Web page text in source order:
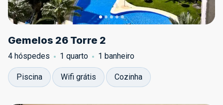
Gemelos 26 Torre 2
4 hóspedes 1 quarto 1 banheiro
Piscina Wifi grátis Cozinha